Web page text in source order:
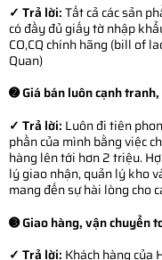
✓ Trả lời:Tất cả các sản
có đầy đủ giấy tờ nhập
CO,CQ chính hãng (bill of
Quan)
➋ Giá bán luôn cạnh
✓ Trả lời: Luôn đi tiên
phần của mình bằng việc
hàng lên tới hơn 2 triệu.
lý giao nhận, quản lý kho
mang đến sự hài lòng cho
➌ Giao hàng, vận chuyển
✓ Trả lời: Khách hàng của